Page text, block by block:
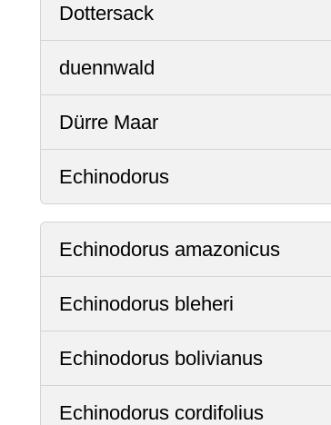
Dottersack
duennwald
Dürre Maar
Echinodorus
Echinodorus amazonicus
Echinodorus bleheri
Echinodorus bolivianus
Echinodorus cordifolius